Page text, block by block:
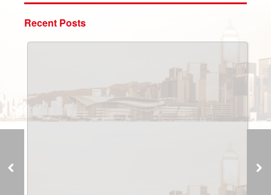
Recent Posts